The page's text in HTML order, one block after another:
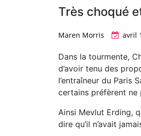
Très choqué
Maren Morris avril
Dans la tourmente,
d’avoir tenu des
l’entraîneur du Paris
certains préfèrent ne
Ainsi Mevlut Erding,
dire qu’il n’avait